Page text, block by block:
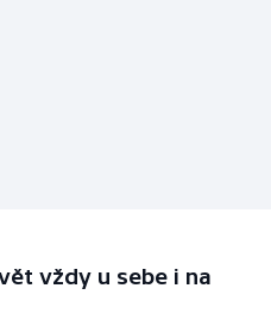
vždy u sebe i na